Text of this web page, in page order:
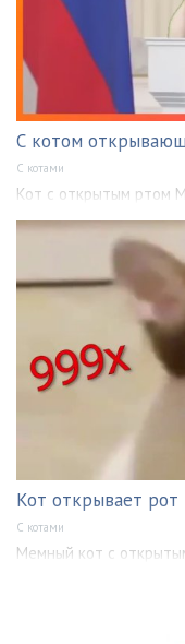
С котом
С котами
Кот с открытым ртом
Кот открывает рот
С котами
Мемный кот с